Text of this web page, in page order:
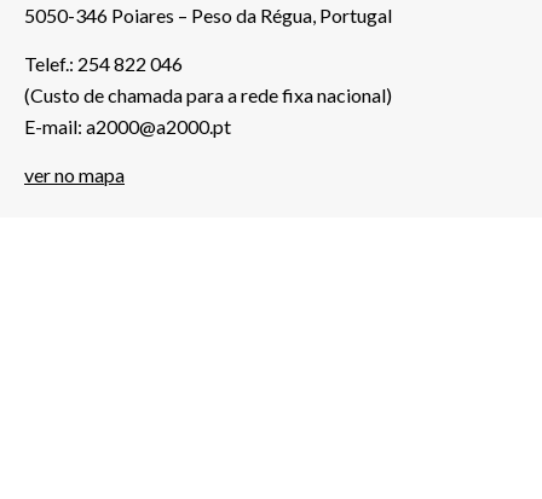
5050-346 Poiares – Peso da Régua, Portugal
Telef.: 254 822 046
(Custo de chamada para a rede fixa nacional)
E-mail: a2000@a2000.pt
ver no mapa